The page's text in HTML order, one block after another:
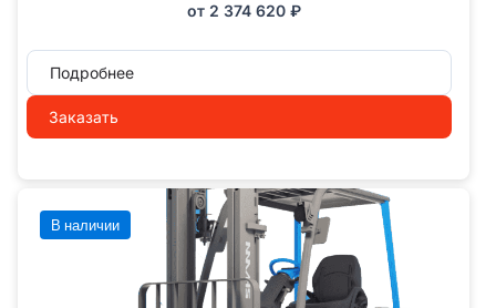
от 2 374 620 ₽
Подробнее
Заказать
В наличии